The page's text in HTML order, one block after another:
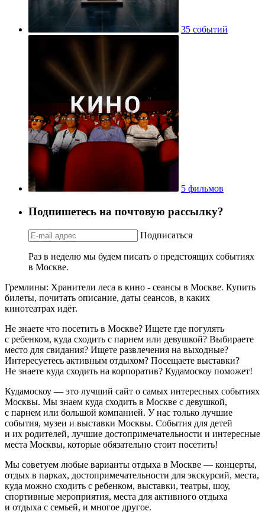
35 событий
5 фильмов
Подпишетесь на почтовую рассылку?
Подписаться
Раз в неделю мы будем писать о предстоящих событиях
в Москве.
Гремлины: Хранители леса в кино - сеансы в Москве. Купить
билеты, почитать описание, даты сеансов, в каких
кинотеатрах идёт.
Не знаете что посетить в Москве? Ищете где погулять
с ребенком, куда сходить с парнем или девушкой? Выбираете
место для свидания? Ищете развлечения на выходные?
Интересуетесь активным отдыхом? Посещаете выставки?
Не знаете куда сходить на корпоратив? Кудамоскоу поможет!
Кудамоскоу — это лучший сайт о самых интересных событиях
Москвы. Мы знаем куда сходить в Москве с девушкой,
с парнем или большой компанией. У нас только лучшие
события, музеи и выставки Москвы. События для детей
и их родителей, лучшие достопримечательности и интересные
места Москвы, которые обязательно стоит посетить!
Мы советуем любые варианты отдыха в Москве — концерты,
отдых в парках, достопримечательности для экскурсий, места,
куда можно сходить с ребенком, выставки, театры, шоу,
спортивные мероприятия, места для активного отдыха
и отдыха с семьей, и многое другое.